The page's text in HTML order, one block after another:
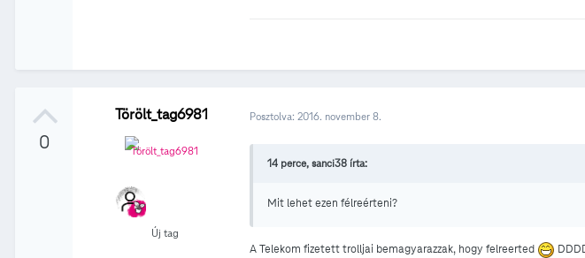
0
Törölt_tag6981
Új tag
Posztolva: 2016. november 8.
14 perce, sanci38 írta:
Mit lehet ezen félreérteni?
A Telekom fizetett trolljai bemagyarazzak, hogy felreerted